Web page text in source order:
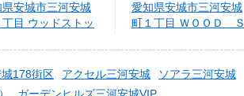
県安城市三河安城
目 ウッドストッ
愛知県安城市三河安城
町１丁目 ＷＯＯＤ Ｓ
178街区 アクセル三河安城
ソアラ三河安城
ガーデンヒルズ三河安城VIP